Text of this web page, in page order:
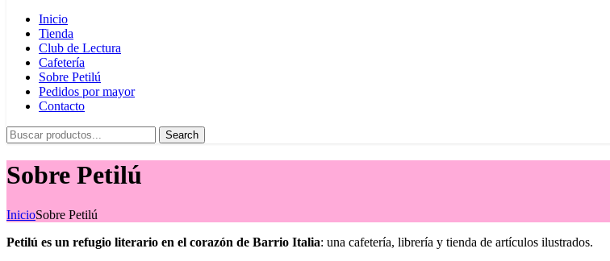
Inicio
Tienda
Club de Lectura
Cafetería
Sobre Petilú
Pedidos por mayor
Contacto
Search
Sobre Petilú
InicioSobre Petilú
Petilú es un refugio literario en el corazón de Barrio Italia: una cafetería, librería y tienda de artículos ilustrados.